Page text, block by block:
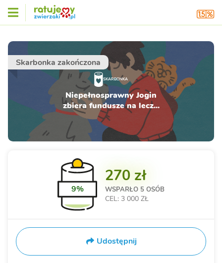
Skarbonka zakończona
SKARBONKA
Niepełnosprawny Jogin
zbiera fundusze na lecz...
9%
270 zł
WSPARŁO 5 OSÓB
CEL: 3 000 ZŁ
Udostępnij